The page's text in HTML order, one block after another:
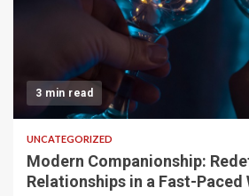
3 min read
UNCATEGORIZED
Modern Companionship:
Relationships in a Fast-Paced